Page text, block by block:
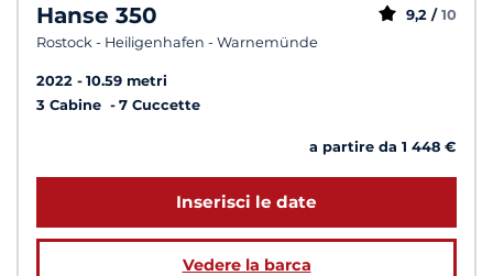
Hanse 350
Rostock - Heiligenhafen - Warnemünde
9,2 / 10
2022
10.59 metri
3 Cabine
7 Cuccette
a partire da 1 448 €
Inserisci le date
Vedere la barca